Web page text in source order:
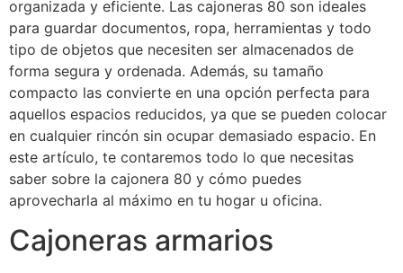
organizada y eficiente. Las cajoneras 80 son ideales
para guardar documentos, ropa, herramientas y todo
tipo de objetos que necesiten ser almacenados de
forma segura y ordenada. Además, su tamaño
compacto las convierte en una opción perfecta para
aquellos espacios reducidos, ya que se pueden colocar
en cualquier rincón sin ocupar demasiado espacio. En
este artículo, te contaremos todo lo que necesitas
saber sobre la cajonera 80 y cómo puedes
aprovecharla al máximo en tu hogar u oficina.
Cajoneras armarios